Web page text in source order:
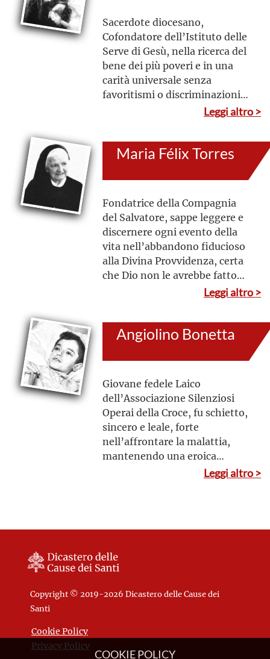
Sacerdote diocesano,
Cofondatore dell’Istituto delle
Serve di Gesù, nella ricerca del
bene dei più poveri e in una
carità universale senza
favoritismi o discriminazioni,
diverse fondazioni per i
educativo e pastorale
Leggi altro >
Maria Félix Torres
Fondatrice della Compagnia
del Salvatore, sappe leggere e
discernere ogni evento della
vita nell’abbandono fiducioso
alla Divina Provvidenza, certa
che Dio non le avrebbe fatto
mancare il Suo aiuto e il Suo
Leggi altro >
Angiolino Bonetta
Giovane fedele Laico
dell’Associazione Silenziosi
Operai della Croce, fu schietto,
sincero e leale, forte
nell’affrontare la malattia,
mantenendo una eroica
tranquillità esteriore eLeggi altro >
Copyright © 2019-2026 Dicastero delle Cause dei
Santi
Cookie Policy
Privacy Policy
COOKIE POLICY